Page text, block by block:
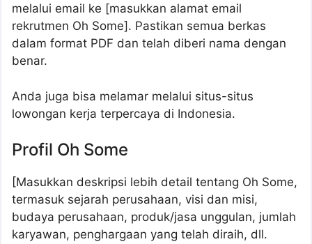
melalui email ke [masukkan alamat email
rekrutmen Oh Some]. Pastikan semua berkas
dalam format PDF dan telah diberi nama dengan
benar.
Anda juga bisa melamar melalui situs-situs
lowongan kerja terpercaya di Indonesia.
Profil Oh Some
[Masukkan deskripsi lebih detail tentang Oh Some,
termasuk sejarah perusahaan, visi dan misi,
budaya perusahaan, produk/jasa unggulan, jumlah
karyawan, penghargaan yang telah diraih, dll.